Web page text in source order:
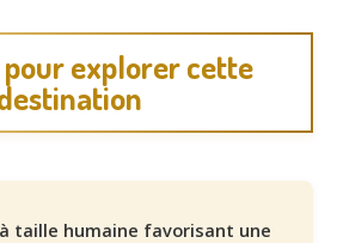
explorer cette
taille humaine favorisant une